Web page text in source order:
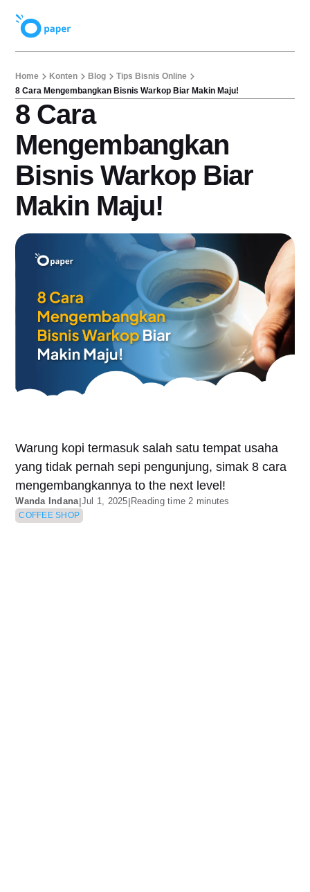
Home Konten Blog
Tips Bisnis Online
8 Cara Mengembangkan Bisnis Warkop Biar Makin Maju!
8 Cara
Mengembangkan
Bisnis Warkop Biar
Makin Maju!
Warung kopi termasuk salah satu tempat usaha
yang tidak pernah sepi pengunjung, simak 8 cara
mengembangkannya to the next level!
Wanda Indana|Jul 1, 2025|Reading time 2 minutes
COFFEE SHOP